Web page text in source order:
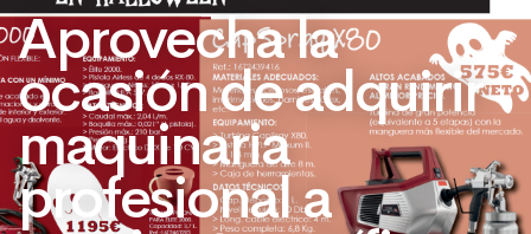
Aprovecha la
ocasión de adquirir
maquinaria
profesional a